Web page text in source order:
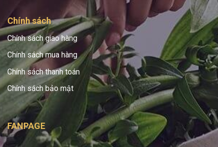
Chính sách
Chính sách giao hàng
Chính sách mua hàng
Chính sách thanh toán
Chính sách bảo mật
FANPAGE